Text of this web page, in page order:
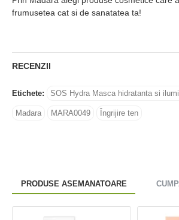
frumusetea cat si de sanatatea ta!
RECENZII
Etichete: SOS Hydra Masca hidratanta si
Madara MARA0049 Îngrijire ten
PRODUSE ASEMANATOARE